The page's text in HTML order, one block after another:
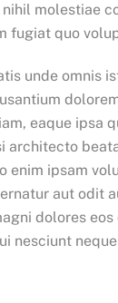
molestiae
fugiat quo
unde omnis
eaque ipsa
architecto
enim ipsam
aut odit
dolores
nesciunt